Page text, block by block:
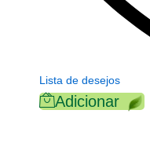
Lista de desejos
Adicionar